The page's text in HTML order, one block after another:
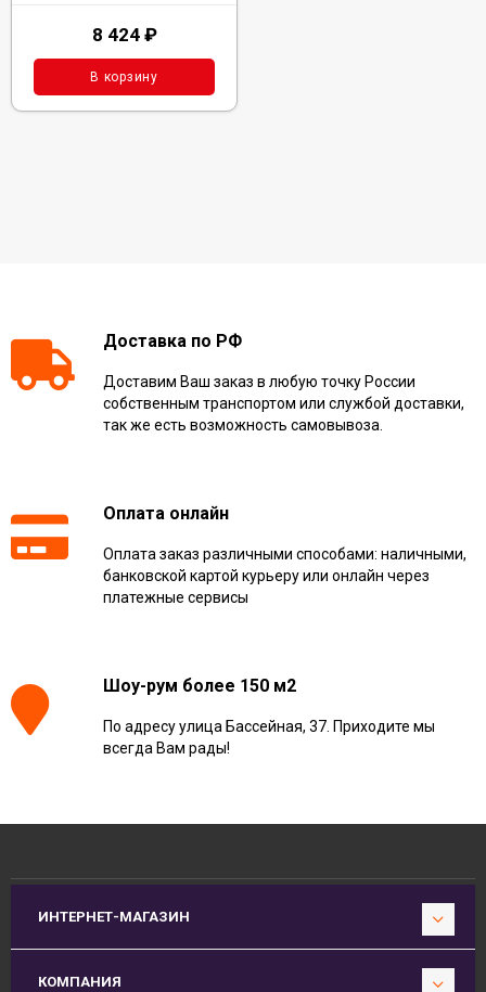
8 424 ₽
В корзину
Доставка по РФ
Доставим Ваш заказ в любую точку России
собственным транспортом или службой доставки,
так же есть возможность самовывоза.
Оплата онлайн
Оплата заказ различными способами: наличными,
банковской картой курьеру или онлайн через
платежные сервисы
Шоу-рум более 150 м2
По адресу улица Бассейная, 37. Приходите мы
всегда Вам рады!
ИНТЕРНЕТ-МАГАЗИН
КОМПАНИЯ